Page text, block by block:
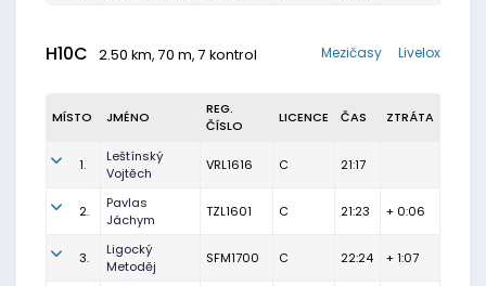
H10C 2.50 km, 70 m, 7 kontrol Livelox
Mezičasy
MÍSTO JMÉNO
REG.
ČÍSLO
LICENCE ČAS ZTRÁTA
1.
Leštínský
Vojtěch
VRL1616 C 21:17
2.
Pavlas
Jáchym
TZL1601 C 21:23 + 0:06
3.
Ligocký
Metoděj
SFM1700 C 22:24 + 1:07